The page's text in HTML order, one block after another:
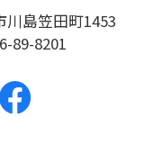
島笠田町1453
89-8201